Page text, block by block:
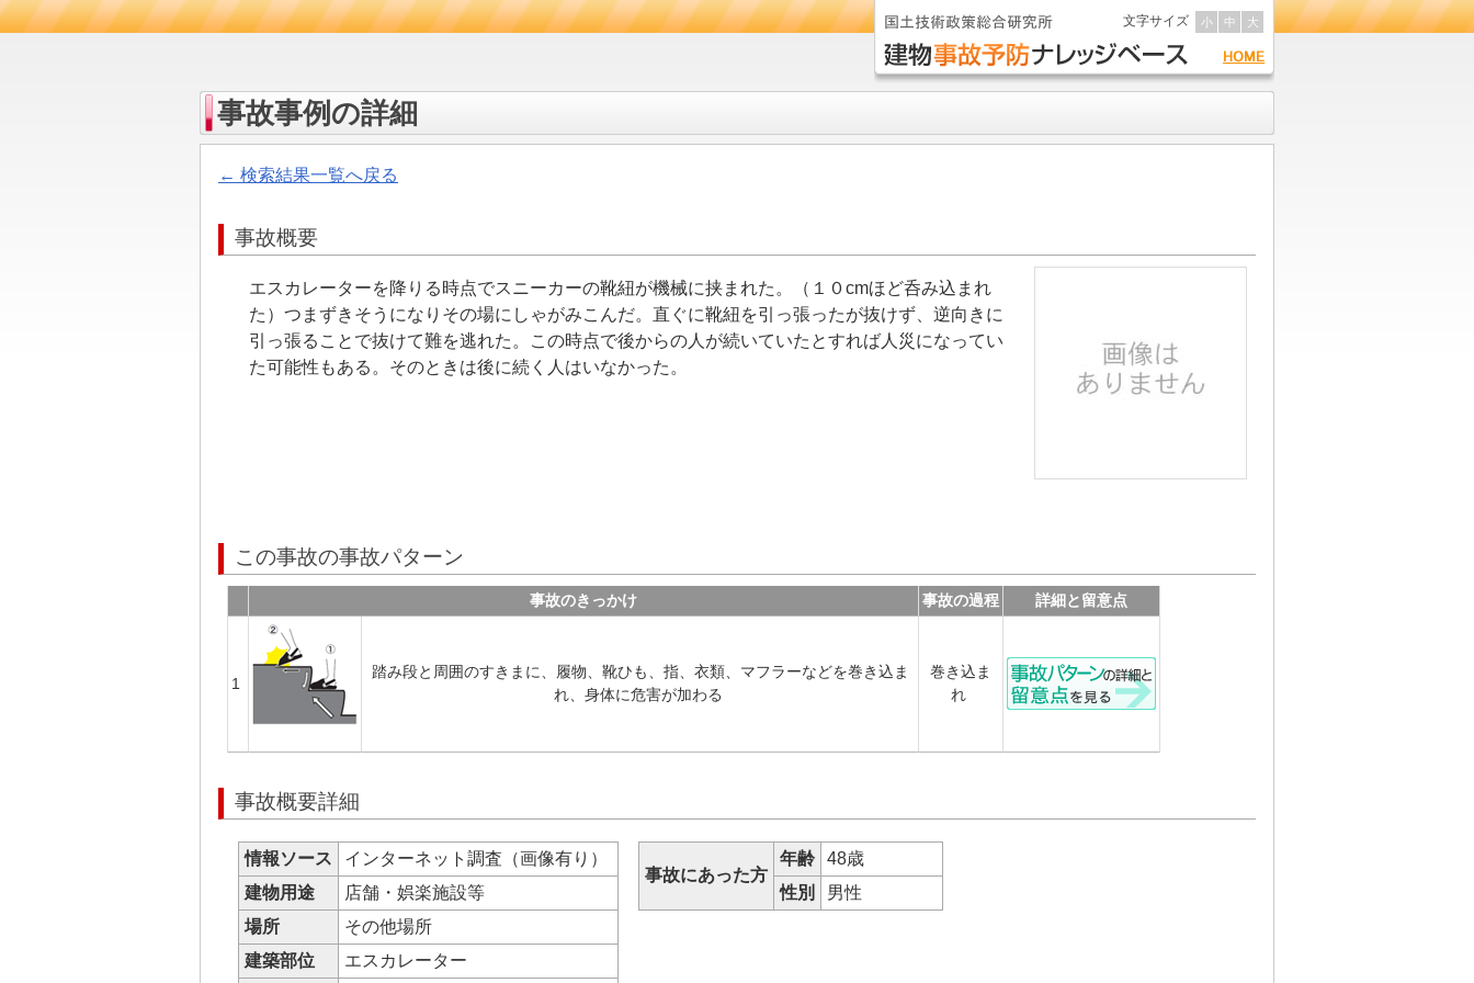
文字サイズ 小 中 大
事故事例の詳細
← 検索結果一覧へ戻る
事故概要
エスカレーターを降りる時点でスニーカーの靴紐が機械に挟まれた。（１０cmほど呑み込まれ
た）つまずきそうになりその場にしゃがみこんだ。直ぐに靴紐を引っ張ったが抜けず、逆向きに
引っ張ることで抜けて難を逃れた。この時点で後からの人が続いていたとすれば人災になってい
た可能性もある。そのときは後に続く人はいなかった。
この事故の事故パターン
事故のきっかけ 事故の過程 詳細と留意点
1
踏み段と周囲のすきまに、履物、靴ひも、指、衣類、マフラーなどを巻き込ま
れ、身体に危害が加わる
巻き込ま
れ
事故概要詳細
情報ソース
インターネット調査（画像有り）
建物用途
店舗・娯楽施設等
場所
その他場所
建築部位
エスカレーター
事故にあった方
年齢
48歳
性別
男性